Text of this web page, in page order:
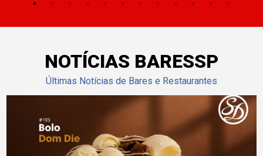
NOTÍCIAS BARESSP
Últimas Notícias de Bares e Restaurantes